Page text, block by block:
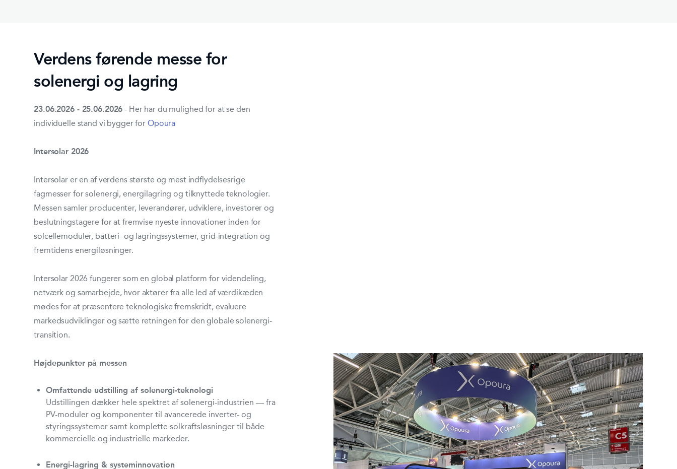
Verdens førende messe for
solenergi og lagring
23.06.2026 - 25.06.2026 - Her har du mulighed for at se den
individuelle stand vi bygger for Opoura
Intersolar 2026
Intersolar er en af verdens største og mest indflydelsesrige
fagmesser for solenergi, energilagring og tilknyttede teknologier.
Messen samler producenter, leverandører, udviklere, investorer og
beslutningstagere for at fremvise nyeste innovationer inden for
solcellemoduler, batteri- og lagringssystemer, grid-integration og
fremtidens energiløsninger.
Intersolar 2026 fungerer som en global platform for videndeling,
netværk og samarbejde, hvor aktører fra alle led af værdikæden
mødes for at præsentere teknologiske fremskridt, evaluere
markedsudviklinger og sætte retningen for den globale solenergi-
transition.
Højdepunkter på messen
Omfattende udstilling af solenergi-teknologi
Udstillingen dækker hele spektret af solenergi-industrien — fra
PV-moduler og komponenter til avancerede inverter- og
styringssystemer samt komplette solkraftsløsninger til både
kommercielle og industrielle markeder.
Energi-lagring & systeminnovation